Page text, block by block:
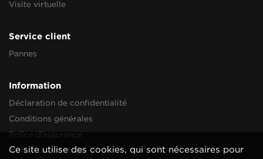
Ce site utilise des cookies, qui sont nécessaires pour
Visite virtuelle
Service client
Pannes
Information
Déclaration de confidentialité
Conditions générales
Police d'assurance
Notice de montage